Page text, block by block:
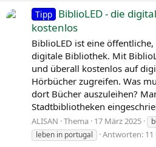
Tipp BiblioLED - die
kostenlos
BiblioLED ist eine
digitale Bibliothek. Mit
und überall kostenlos auf
Hörbücher zugreifen. Was
dort Bücher auszuleihen?
Stadtbibliotheken
ALISAN Thema 17 März 2025
leben in portugal
Antworten: 11